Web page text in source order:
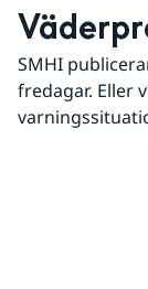
SMHI
fredagar. Eller